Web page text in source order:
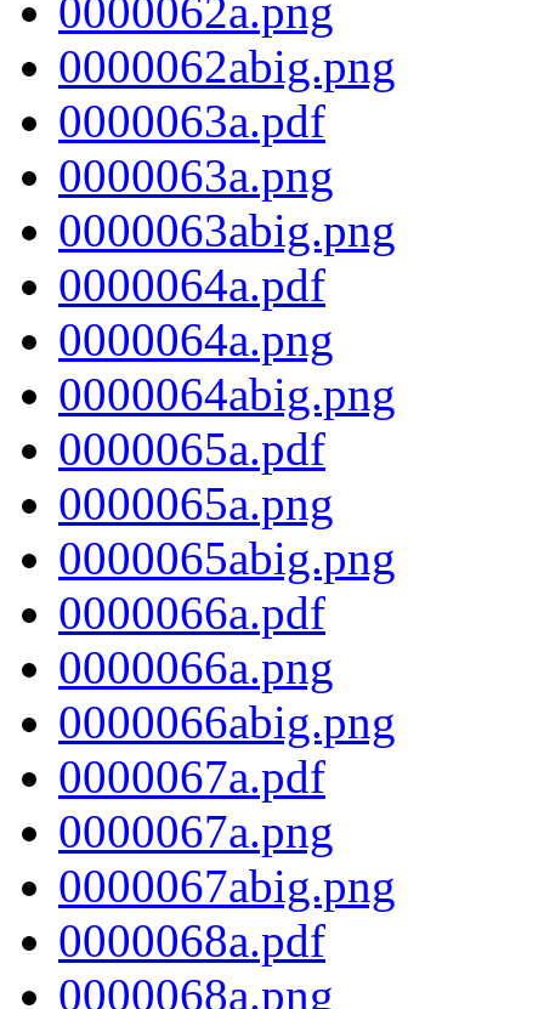
0000062a.png
0000062abig.png
0000063a.pdf
0000063a.png
0000063abig.png
0000064a.pdf
0000064a.png
0000064abig.png
0000065a.pdf
0000065a.png
0000065abig.png
0000066a.pdf
0000066a.png
0000066abig.png
0000067a.pdf
0000067a.png
0000067abig.png
0000068a.pdf
0000068a.png